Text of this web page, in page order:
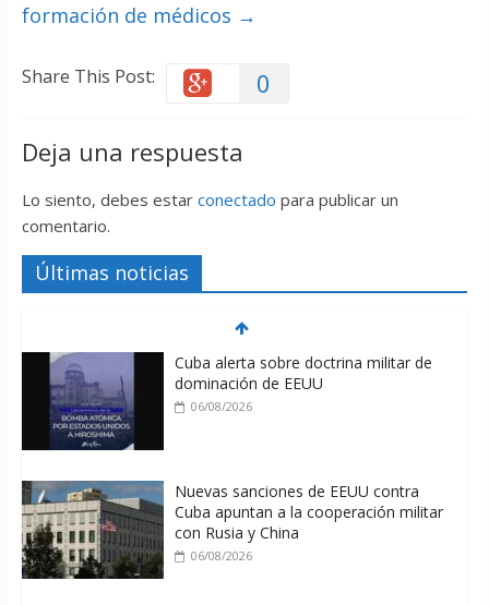
formación de médicos →
Share This Post: 0
Deja una respuesta
Lo siento, debes estar conectado para publicar un
comentario.
Últimas noticias
Cuba alerta sobre doctrina militar de
dominación de EEUU
06/08/2026
Nuevas sanciones de EEUU contra
Cuba apuntan a la cooperación militar
con Rusia y China
06/08/2026